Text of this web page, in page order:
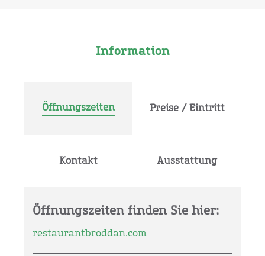
Information
Öffnungszeiten Preise / Eintritt
Kontakt Ausstattung
Öffnungszeiten finden Sie hier:
restaurantbroddan.com